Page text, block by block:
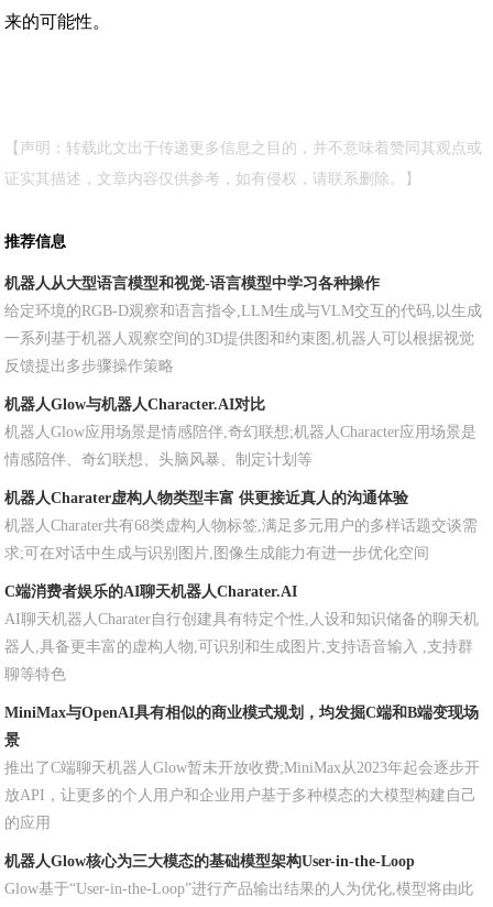
来的可能性。
【声明：转载此文出于传递更多信息之目的，并不意味着赞同其观点或
证实其描述，文章内容仅供参考，如有侵权，请联系删除。】
推荐信息
机器人从大型语言模型和视觉-语言模型中学习各种操作
给定环境的RGB-D观察和语言指令,LLM生成与VLM交互的代码,以生成
一系列基于机器人观察空间的3D提供图和约束图,机器人可以根据视觉
反馈提出多步骤操作策略
机器人Glow与机器人Character.AI对比
机器人Glow应用场景是情感陪伴,奇幻联想;机器人Character应用场景是
情感陪伴、奇幻联想、头脑风暴、制定计划等
机器人Charater虚构人物类型丰富 供更接近真人的沟通体验
机器人Charater共有68类虚构人物标签,满足多元用户的多样话题交谈需
求;可在对话中生成与识别图片,图像生成能力有进一步优化空间
C端消费者娱乐的AI聊天机器人Charater.AI
AI聊天机器人Charater自行创建具有特定个性,人设和知识储备的聊天机
器人,具备更丰富的虚构人物,可识别和生成图片,支持语音输入 ,支持群
聊等特色
MiniMax与OpenAI具有相似的商业模式规划，均发掘C端和B端变现场
景
推出了C端聊天机器人Glow暂未开放收费;MiniMax从2023年起会逐步开
放API，让更多的个人用户和企业用户基于多种模态的大模型构建自己
的应用
机器人Glow核心为三大模态的基础模型架构User-in-the-Loop
Glow基于“User-in-the-Loop”进行产品输出结果的人为优化,模型将由此